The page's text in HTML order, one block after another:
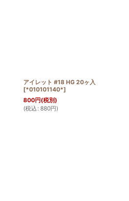
アイレット #18 HG 20ヶ入
[*010101140*]
800円(税別)
(税込 : 880円)